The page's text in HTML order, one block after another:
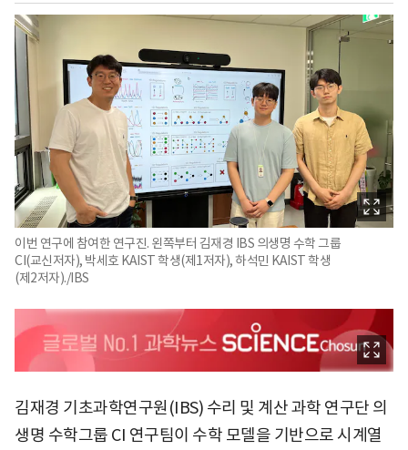
이번 연구에 참여한 연구진. 왼쪽부터 김재경 IBS 의생명 수학 그룹
CI(교신저자), 박세호 KAIST 학생(제1저자), 하석민 KAIST 학생
(제2저자)./IBS
김재경 기초과학연구원(IBS) 수리 및 계산 과학 연구단 의
생명 수학그룹 CI 연구팀이 수학 모델을 기반으로 시계열